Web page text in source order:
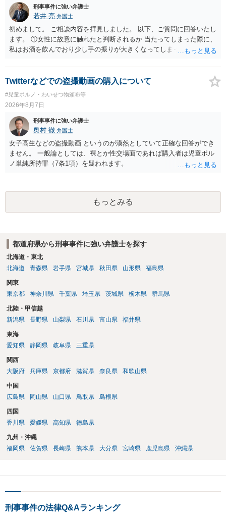
人の話（故意を否認する話）が実際の状況と矛盾しないかだけの話で
す。 ②について 犯人性が特定できませんから，逮捕や呼出の可能性は
ないと思います。 ③について ②がないので，③はそもそもないことが
前提なので，期間も考えなくて大丈夫です。 というわけで，本件は大
丈夫ですから，今後，同じような不安に襲われることがないように気
をつけてくださいね。それが一番大事です。
状に関しての話になると思いますので，弁護人の方と相談してみまし
ょう。
刑事事件に強い弁護士
若井 亮 弁護士
初めまして。 ご相談内容を拝見しました。 以下、ご質問に回答いたし
ます。 ①女性に故意に触れたと判断されるか 当たってしまった際に、
私はお酒を飲んでおり少し手の振りが大きくなってしまっていたこと
いた場合、故意だと判定されやすいのでしょうか？ お伺いする限り、
故意があると判断されることは無いかと思います。 ②逮捕、呼び出し
捕、呼び出しされる可能性はどれほどでしょうか？ 誤って当たってし
まっただけであり、さらにその場で女性等のアクションが無かったこ
とからすると、この後に呼び出される可能性は極めて低いと思いま
す。 ③逮捕呼び出しまでの期間 大体どれほどの期間逮捕呼び出しの可
能性があると考えれば良いのでしょうか？ 逮捕や呼び出しの可能性は
極めて低いと思います。 連絡が来ることはないでしょう。
Twitterなどでの盗撮動画の購入について
#児童ポルノ・わいせつ物頒布等
2026年8月7日
刑事事件に強い弁護士
奥村 徹 弁護士
女子高生などの盗撮動画 というのが漠然としていて正確な回答ができ
ません。 一般論としては、裸とか性交場面であれば購入者は児童ポル
ノ単純所持罪（7条1項）を疑われます。
もっとみる
都道府県から刑事事件に強い弁護士を探す
北海道・東北
北海道
青森県 岩手県 宮城県 秋田県 山形県 福島県
関東
東京都
神奈川県 千葉県 埼玉県 茨城県 栃木県 群馬県
北陸・甲信越
新潟県
長野県 山梨県 石川県 富山県 福井県
東海
愛知県
静岡県 岐阜県 三重県
関西
大阪府
兵庫県 京都府 滋賀県 奈良県 和歌山県
中国
広島県
岡山県 山口県 鳥取県 島根県
四国
香川県
愛媛県 高知県 徳島県
九州・沖縄
福岡県
佐賀県 長崎県 熊本県 大分県 宮崎県 鹿児島県 沖縄県
刑事事件の法律Q&Aランキング